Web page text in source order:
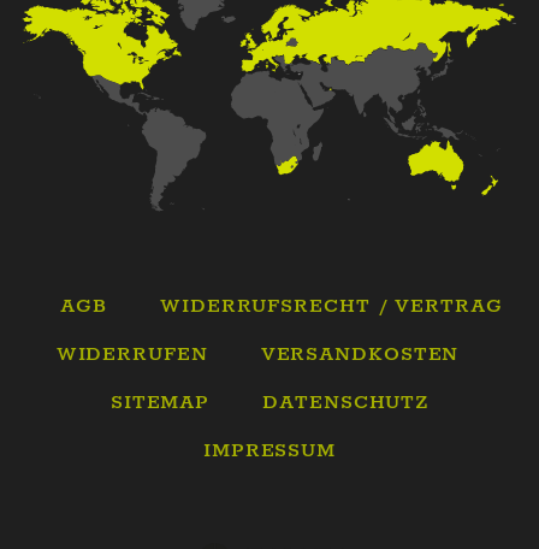
AGB
WIDERRUFSRECHT / VERTRAG
WIDERRUFEN
VERSANDKOSTEN
SITEMAP
DATENSCHUTZ
IMPRESSUM